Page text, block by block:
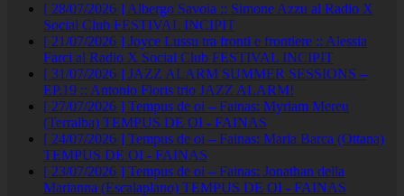
[ 28/07/2026 ] Albergo Savoia :: Simone Azzu al Radio X
Social Club FESTIVAL INCIPIT
[ 21/07/2026 ] Joyce Lussu tra fronti e frontiere :: Alessia
Farci al Radio X Social Club FESTIVAL INCIPIT
[ 31/07/2026 ] JAZZ ALARM SUMMER SESSIONS –
EP.19 :: Antonio Floris trio JAZZ ALARM!
[ 27/07/2026 ] Tempus de oi – Fainas: Myriam Mereu
(Terralba) TEMPUS DE OI - FAINAS
[ 24/07/2026 ] Tempus de oi – Fainas: Maria Barca (Ottana)
TEMPUS DE OI - FAINAS
[ 23/07/2026 ] Tempus de oi – Fainas: Jonathan della
Marianna (Escalaplano) TEMPUS DE OI - FAINAS